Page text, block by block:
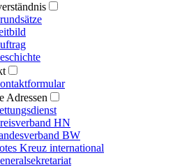
Adressen
HN
BW
Kreuz international